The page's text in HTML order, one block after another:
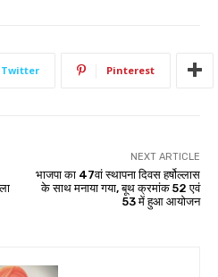
Twitter Pinterest
NEXT ARTICLE
भाजपा का 47वां स्थापना दिवस हर्षोल्लास
के साथ मनाया गया, बूथ क्रमांक 52 एवं
53 में हुआ आयोजन